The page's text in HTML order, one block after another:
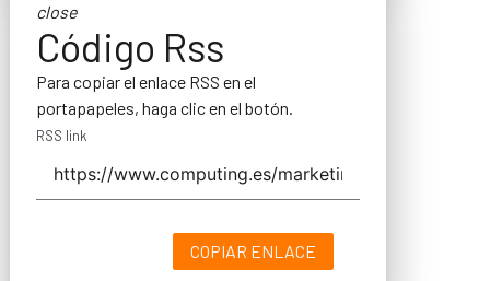
close
Código Rss
Para copiar el enlace RSS en el
portapapeles, haga clic en el botón.
RSS link
COPIAR ENLACE